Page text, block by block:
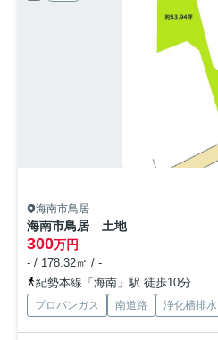
海南市鳥居
海南市鳥居 土地
300万円
- / 178.32㎡ / -
紀勢本線「海南」駅 徒歩10分
プロパンガス 南道路 浄化槽排水